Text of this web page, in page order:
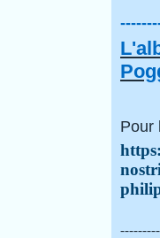
Pour